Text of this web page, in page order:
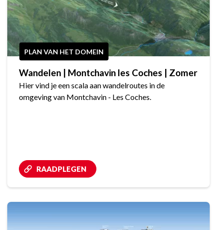
PLAN VAN HET DOMEIN
Wandelen | Montchavin les Coches | Zomer
Hier vind je een scala aan wandelroutes in de
omgeving van Montchavin - Les Coches.
RAADPLEGEN